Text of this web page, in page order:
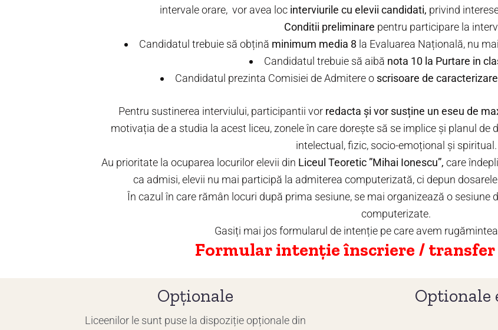
intervale orare, vor avea loc interviurile cu elevii candidati, privind
Conditii preliminare pentru participare la
Candidatul trebuie să obțină minimum media 8 la Evaluarea Națională, nu
Candidatul trebuie să aibă nota 10 la Purtare in
Candidatul prezinta Comisiei de Admitere o scrisoare de caracterizare
Pentru sustinerea interviului, participantii vor redacta și vor susține un eseu de
motivația de a studia la acest liceu, zonele în care dorește să se implice și planul de
intelectual, fizic, socio-emoțional și spiritual.
Au prioritate la ocuparea locurilor elevii din Liceul Teoretic ”Mihai Ionescu”, care
ca admisi, elevii nu mai participă la admiterea computerizată, ci depun
În cazul în care rămân locuri după prima sesiune, se mai organizează o
computerizate.
Gasiți mai jos formularul de intenție pe care avem
Formular intenție înscriere /
Opționale
Liceenilor le sunt puse la dispoziție opționale din